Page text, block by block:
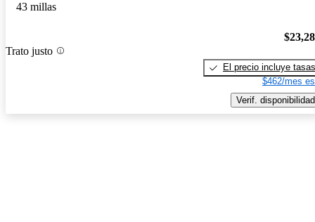
43 millas
Trato justo
El precio incluye tasas
$462/mes
Verif. disponibilidad